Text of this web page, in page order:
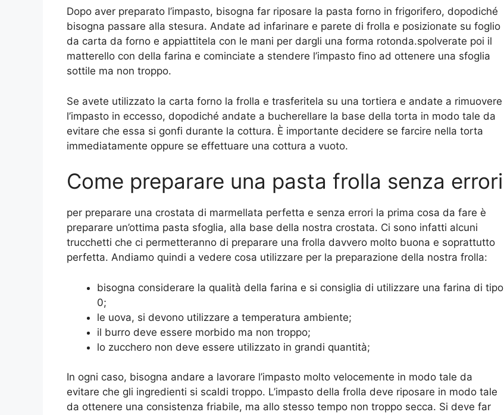
Dopo aver preparato l’impasto, bisogna far riposare la pasta forno in frigorifero, dopodiché
bisogna passare alla stesura. Andate ad infarinare e parete di frolla e posizionate su foglio
da carta da forno e appiattitela con le mani per dargli una forma rotonda.spolverate poi il
matterello con della farina e cominciate a stendere l’impasto fino ad ottenere una sfoglia
sottile ma non troppo.
Se avete utilizzato la carta forno la frolla e trasferitela su una tortiera e andate a rimuovere
l’impasto in eccesso, dopodiché andate a bucherellare la base della torta in modo tale da
evitare che essa si gonfi durante la cottura. È importante decidere se farcire nella torta
immediatamente oppure se effettuare una cottura a vuoto.
Come preparare una pasta frolla senza errori
per preparare una crostata di marmellata perfetta e senza errori la prima cosa da fare è
preparare un’ottima pasta sfoglia, alla base della nostra crostata. Ci sono infatti alcuni
trucchetti che ci permetteranno di preparare una frolla davvero molto buona e soprattutto
perfetta. Andiamo quindi a vedere cosa utilizzare per la preparazione della nostra frolla:
bisogna considerare la qualità della farina e si consiglia di utilizzare una farina di tipo
0;
le uova, si devono utilizzare a temperatura ambiente;
il burro deve essere morbido ma non troppo;
lo zucchero non deve essere utilizzato in grandi quantità;
In ogni caso, bisogna andare a lavorare l’impasto molto velocemente in modo tale da
evitare che gli ingredienti si scaldi troppo. L’impasto della frolla deve riposare in modo tale
da ottenere una consistenza friabile, ma allo stesso tempo non troppo secca. Si deve far